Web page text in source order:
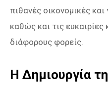
πιθανές οικονομικές
καθώς και τις ευκαιρίες
διάφορους φορείς.
Η Δημιουργία